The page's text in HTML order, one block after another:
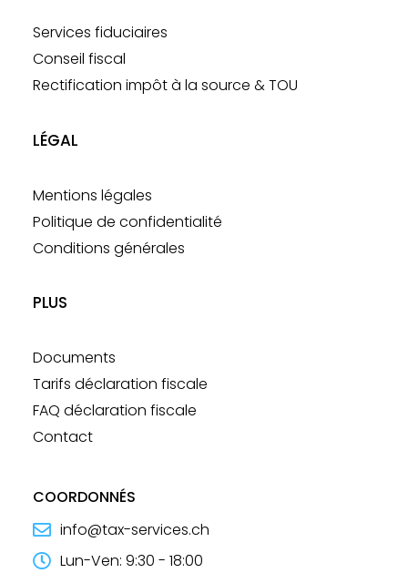
Services fiduciaires
Conseil fiscal
Rectification impôt à la source & TOU
LÉGAL
Mentions légales
Politique de confidentialité
Conditions générales
PLUS
Documents
Tarifs déclaration fiscale
FAQ déclaration fiscale
Contact
COORDONNÉS
info@tax-services.ch
Lun-Ven: 9:30 - 18:00​